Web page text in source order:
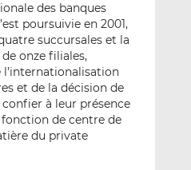
des banques
poursuivie en 2001,
succursales et la
onze filiales,
et de la décision de
à leur présence
de centre de
du private